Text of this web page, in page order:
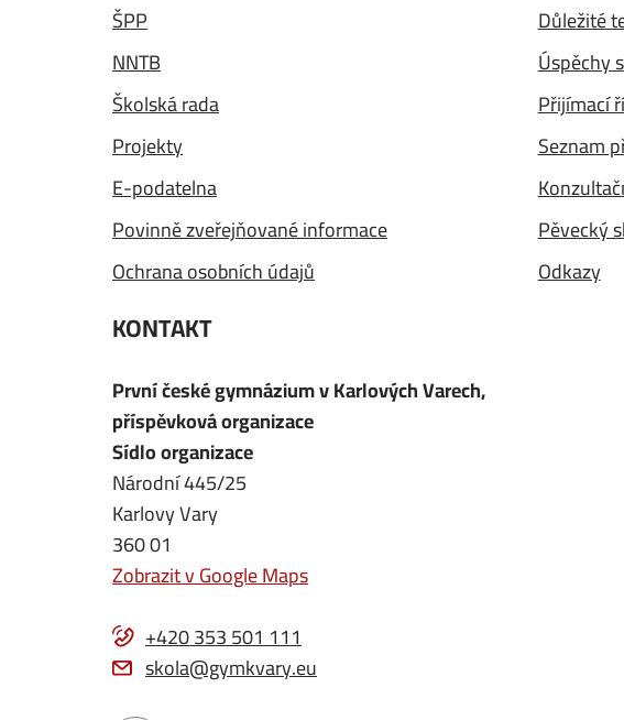
ŠPP
NNTB
Školská rada
Projekty
E-podatelna
Povinně zveřejňované informace
Ochrana osobních údajů
Důležité
Úspěchy
Přijímací
Seznam
Pěvecký
Odkazy
KONTAKT
První české gymnázium v Karlových Varech,
příspěvková organizace
Sídlo organizace
Národní 445/25
Karlovy Vary
360 01
Zobrazit v Google Maps
+420 353 501 111
skola@gymkvary.eu